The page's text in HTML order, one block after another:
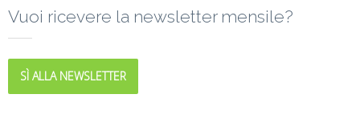
Vuoi ricevere la newsletter mensile?
SÌ ALLA NEWSLETTER